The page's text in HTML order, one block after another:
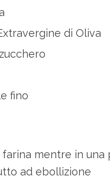
di Oliva
fino
mentre in una
ad ebollizione